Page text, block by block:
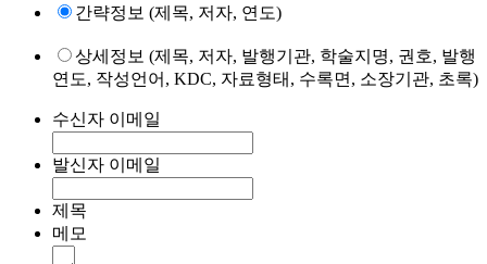
간략정보 (제목, 저자, 연도)
상세정보 (제목, 저자, 발행기관, 학술지명, 권호, 발행
연도, 작성언어, KDC, 자료형태, 수록면, 소장기관, 초록)
수신자 이메일
발신자 이메일
제목
메모